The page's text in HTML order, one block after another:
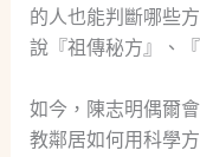
的人也能判斷哪些
說『祖傳秘方』、
如今，陳志明偶爾
教鄰居如何用科學